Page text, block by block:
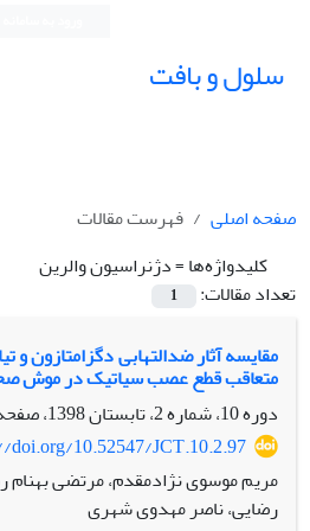
سلول و بافت
صفحه اصلی
فهرست مقالات
کلیدواژه‌ها =دژنراسیون والرین
تعداد مقالات:
1
مقایسه آثار ضدالتهابی دگزامتازون و
متعاقب قطع عصب سیاتیک در موش
دوره 10، شماره 2، تابستان 1398، صفحه
doi.org/10.52547/JCT.10.2.97
مریم موسوی نژادمقدم، مرتضی بهنام
رضایی، ناصر مهدوی شهری